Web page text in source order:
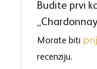
Budite prvi
Morate biti
recenziju.